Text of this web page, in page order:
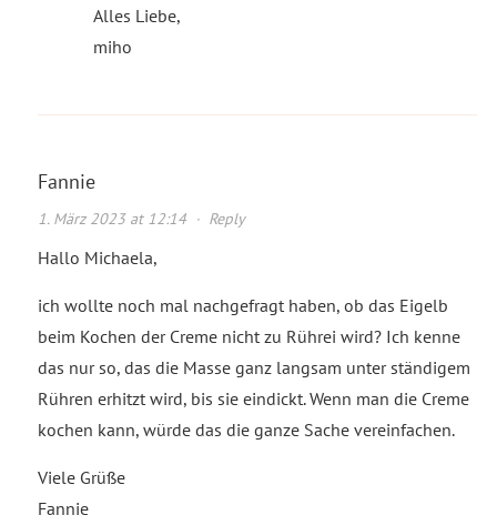
Alles Liebe,
miho
Fannie
1. März 2023 at 12:14· Reply
Hallo Michaela,
ich wollte noch mal nachgefragt haben, ob das Eigelb
beim Kochen der Creme nicht zu Rührei wird? Ich kenne
das nur so, das die Masse ganz langsam unter ständigem
Rühren erhitzt wird, bis sie eindickt. Wenn man die Creme
kochen kann, würde das die ganze Sache vereinfachen.
Viele Grüße
Fannie